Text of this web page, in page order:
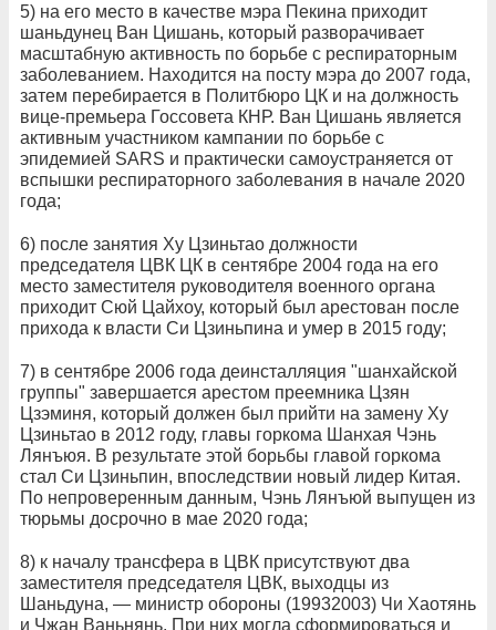
5) на его место в качестве мэра Пекина приходит
шаньдунец Ван Цишань, который разворачивает
масштабную активность по борьбе с респираторным
заболеванием. Находится на посту мэра до 2007 года,
затем перебирается в Политбюро ЦК и на должность
вице-премьера Госсовета КНР. Ван Цишань является
активным участником кампании по борьбе с
эпидемией SARS и практически самоустраняется от
вспышки респираторного заболевания в начале 2020
года;
6) после занятия Ху Цзиньтао должности
председателя ЦВК ЦК в сентябре 2004 года на его
место заместителя руководителя военного органа
приходит Сюй Цайхоу, который был арестован после
прихода к власти Си Цзиньпина и умер в 2015 году;
7) в сентябре 2006 года деинсталляция "шанхайской
группы" завершается арестом преемника Цзян
Цзэминя, который должен был прийти на замену Ху
Цзиньтао в 2012 году, главы горкома Шанхая Чэнь
Лянъюя. В результате этой борьбы главой горкома
стал Си Цзиньпин, впоследствии новый лидер Китая.
По непроверенным данным, Чэнь Лянъюй выпущен из
тюрьмы досрочно в мае 2020 года;
8) к началу трансфера в ЦВК присутствуют два
заместителя председателя ЦВК, выходцы из
Шаньдуна, — министр обороны (19932003) Чи Хаотянь
и Чжан Ваньнянь. При них могла сформироваться и